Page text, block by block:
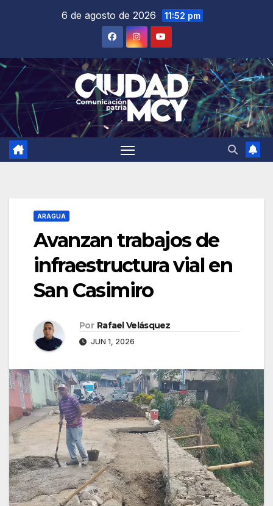
6 de agosto de 2026 11:52 pm
ARAGUA
Avanzan trabajos de
infraestructura vial en
San Casimiro
Por Rafael Velásquez
JUN 1, 2026